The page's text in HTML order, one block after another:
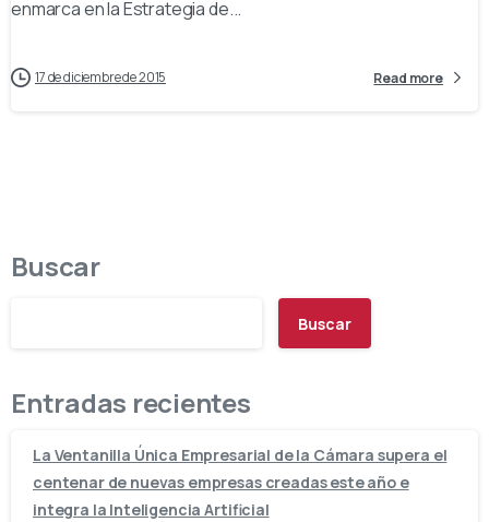
enmarca en la Estrategia de...
17 de diciembre de 2015 Read more
Buscar
Buscar
Entradas recientes
La Ventanilla Única Empresarial de la Cámara supera el
centenar de nuevas empresas creadas este año e
integra la Inteligencia Artificial